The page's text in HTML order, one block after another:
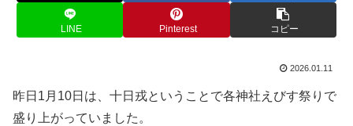
LINE Pinterest コピー
2026.01.11
昨日1月10日は、十日戎ということで各神社えびす祭りで
盛り上がっていました。